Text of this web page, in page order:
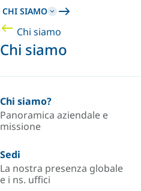
CHI SIAMO
Chi siamo
Chi siamo
Chi siamo?
Panoramica aziendale e
missione
Sedi
La nostra presenza globale
e i ns. uffici